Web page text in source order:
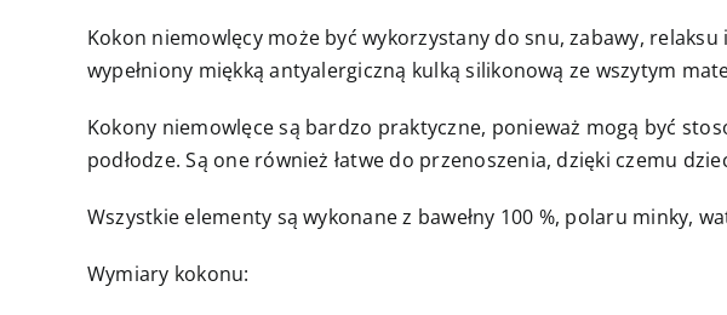
Kokon niemowlęcy może być wykorzystany do snu, zabawy,
wypełniony miękką antyalergiczną kulką silikonową ze wszytym
Kokony niemowlęce są bardzo praktyczne, ponieważ mogą być
podłodze. Są one również łatwe do przenoszenia, dzięki czemu
Wszystkie elementy są wykonane z bawełny 100 %, polaru minky,
Wymiary kokonu: